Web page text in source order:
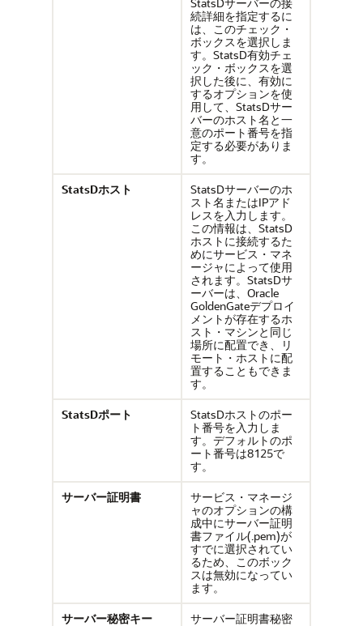
続詳細を指定するに
は、このチェック・
ボックスを選択しま
す。StatsD有効チェ
ック・ボックスを選
択した後に、有効に
するオプションを使
用して、StatsDサー
バーのホスト名と一
意のポート番号を指
定する必要がありま
す。
StatsDホスト
StatsDサーバーのホ
スト名またはIPアド
レスを入力します。
この情報は、StatsD
ホストに接続するた
めにサービス・マネ
ージャによって使用
されます。StatsDサ
ーバーは、Oracle
GoldenGateデプロイ
メントが存在するホ
スト・マシンと同じ
場所に配置でき、リ
モート・ホストに配
置することもできま
す。
StatsDポート
StatsDホストのポー
ト番号を入力しま
す。デフォルトのポ
ート番号は8125で
す。
サーバー証明書
サービス・マネージ
ャのオプションの構
成中にサーバー証明
書ファイル(.pem)が
すでに選択されてい
るため、このボック
スは無効になってい
ます。
サーバー秘密キー
サーバー証明書秘密